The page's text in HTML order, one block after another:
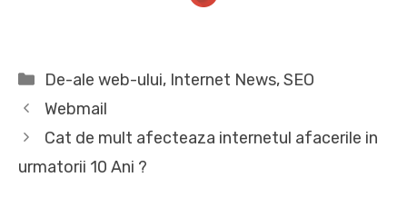
Categorii
De-ale web-ului, Internet News,SEO
Webmail
Cat de mult afecteaza internetul afacerile in
urmatorii 10 Ani ?